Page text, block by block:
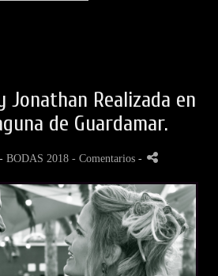
Jonathan Realizada en
de Guardamar.
BODAS 2018 - Comentarios -